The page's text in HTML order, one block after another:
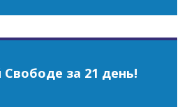
за 21 день!